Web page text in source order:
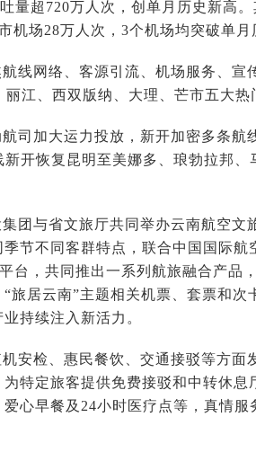
量超720万人次，创单月历史新高
机场28万人次，3个机场均突破单月
线网络、客源引流、机场服务、宣
江、西双版纳、大理、芒市五大热
司加大运力投放，新开加密多条航
开恢复昆明至美娜多、琅勃拉邦
团与省文旅厅共同举办云南航空文
节不同客群特点，联合中国国际航
台，共同推出一系列航旅融合产品
旅居云南”主题相关机票、套票和次
持续注入新活力。
安检、惠民餐饮、交通接驳等方面
特定旅客提供免费接驳和中转休息
心早餐及24小时医疗点等，真情